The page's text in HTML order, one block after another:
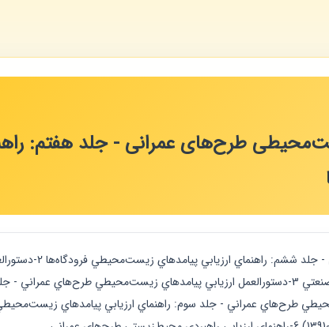
طرح‌های عمرانی - جلد هفتم:
"ضابطه های مرتبط 1-
طرح‌هاي عمراني - جلد پنجم: راهنماي ارزيابي پيامدهاي زيست‌محيطي شهرك‌هاي صنعتي 3-دستورالعمل ارزيابي پيامدهاي